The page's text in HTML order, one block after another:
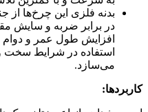
بدنه فلزی این چرخ‌ها
در برابر ضربه و سایش
افزایش طول عمر و دوام
استفاده در شرایط
می‌سازد.
کاربردها: